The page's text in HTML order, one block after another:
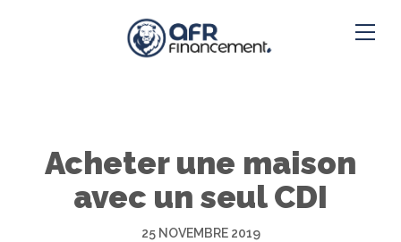
Acheter une maison
avec un seul CDI
25 NOVEMBRE 2019